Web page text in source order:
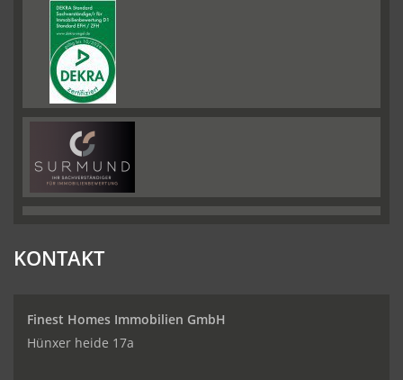
KONTAKT
Finest Homes Immobilien GmbH
Hünxer heide 17a